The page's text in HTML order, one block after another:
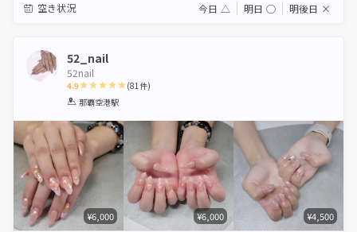
空き状況 今日 △ 明日 ◯ 明後日 ×
52_nail
52nail
4.9
1 2 3 4 5
(81件)
那覇空港駅
¥6,000 ¥6,000 ¥4,500